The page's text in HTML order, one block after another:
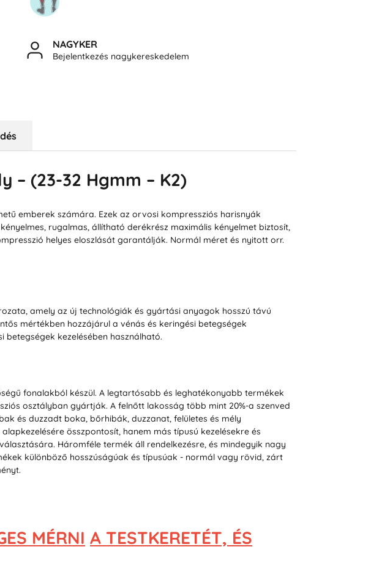
NAGYKER
Bejelentkezés nagykereskedelem
– (23-32 Hgmm – K2)
emberek számára. Ezek az orvosi kompressziós harisnyák
rugalmas, állítható derékrész maximális kényelmet biztosít,
helyes eloszlását garantálják. Normál méret és nyitott orr.
amely az új technológiák és gyártási anyagok hosszú távú
mértékben hozzájárul a vénás és keringési betegségek
betegségek kezelésében használható.
fonalakból készül. A legtartósabb és leghatékonyabb termékek
osztályban gyártják. A felnőtt lakosság több mint 20%-a szenved
és duzzadt boka, bőrhibák, duzzanat, felületes és mély
összpontosít, hanem más típusú kezelésekre és
Háromféle termék áll rendelkezésre, és mindegyik nagy
különböző hosszúságúak és típusúak - normál vagy rövid, zárt
MÉRNI A TESTKERETÉT, ÉS